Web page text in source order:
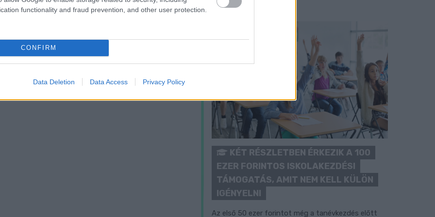
functionality and fraud prevention, and other user protection.
CONFIRM
Data Deletion Data Access Privacy Policy
KÉT RÉSZLETBEN ÉRKEZIK A 100
EZER FORINTOS ISKOLAKEZDÉSI
TÁMOGATÁS, AMIT NEM KELL KÜLÖN
IGÉNYELNI
Az első 50 ezer forintot még a tanévkezdés előtt